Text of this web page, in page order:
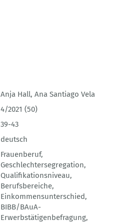
Anja Hall, Ana Santiago Vela
4/2021 (50)
39-43
deutsch
Frauenberuf,
Geschlechtersegregation,
Qualifikationsniveau,
Berufsbereiche,
Einkommensunterschied,
BIBB/BAuA-
Erwerbstätigenbefragung,